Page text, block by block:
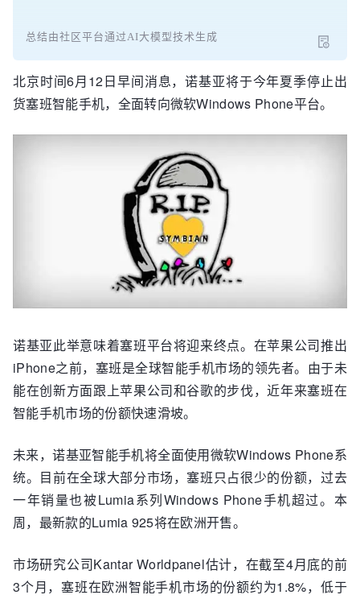
总结由社区平台通过AI大模型技术生成
北京时间6月12日早间消息，诺基亚将于今年夏季停止出
货塞班智能手机，全面转向微软Windows Phone平台。
诺基亚此举意味着塞班平台将迎来终点。在苹果公司推出
iPhone之前，塞班是全球智能手机市场的领先者。由于未
能在创新方面跟上苹果公司和谷歌的步伐，近年来塞班在
智能手机市场的份额快速滑坡。
未来，诺基亚智能手机将全面使用微软Windows Phone系
统。目前在全球大部分市场，塞班只占很少的份额，过去
一年销量也被Lumia系列Windows Phone手机超过。本
周，最新款的Lumia 925将在欧洲开售。
市场研究公司Kantar Worldpanel估计，在截至4月底的前
3个月，塞班在欧洲智能手机市场的份额约为1.8%，低于